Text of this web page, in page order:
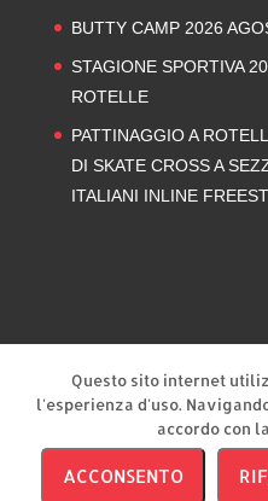
BUTTY CAMP 2026
STAGIONE SPORTIVA
ROTELLE
PATTINAGGIO A
DI SKATE CROSS A
ITALIANI INLINE
Questo sito internet
l'esperienza d'uso.
accordo con
ACCONSENTO